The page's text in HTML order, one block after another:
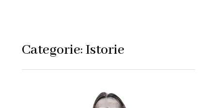
Categorie: Istorie